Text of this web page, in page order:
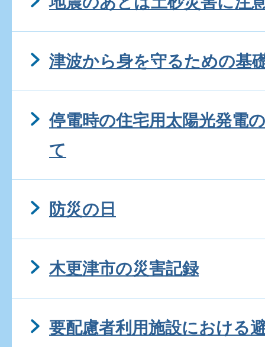
津波から身を守るための基
停電時の住宅用太陽光発電
て
防災の日
木更津市の災害記録
要配慮者利用施設における